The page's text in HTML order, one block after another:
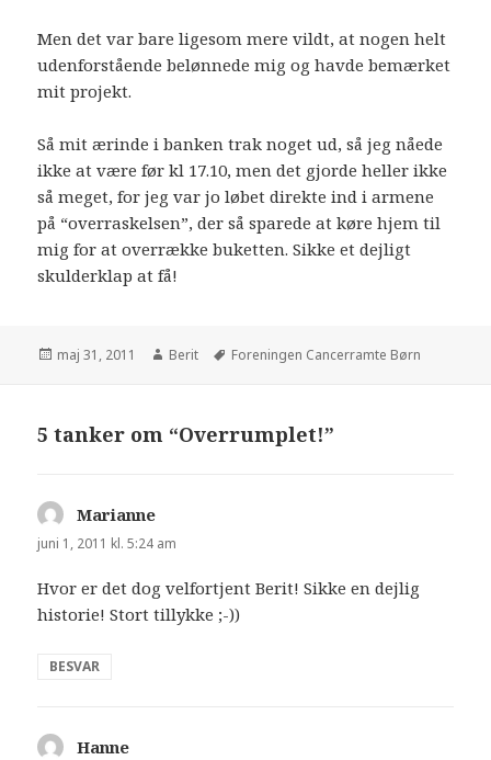
Men det var bare ligesom mere vildt, at nogen helt
udenforstående belønnede mig og havde bemærket
mit projekt.
Så mit ærinde i banken trak noget ud, så jeg nåede
ikke at være før kl 17.10, men det gjorde heller ikke
så meget, for jeg var jo løbet direkte ind i armene
på “overraskelsen”, der så sparede at køre hjem til
mig for at overrække buketten. Sikke et dejligt
skulderklap at få!
maj 31, 2011 Berit Foreningen Cancerramte Børn
5 tanker om “Overrumplet!”
Marianne
juni 1, 2011 kl. 5:24 am
Hvor er det dog velfortjent Berit! Sikke en dejlig
historie! Stort tillykke ;-))
BESVAR
Hanne